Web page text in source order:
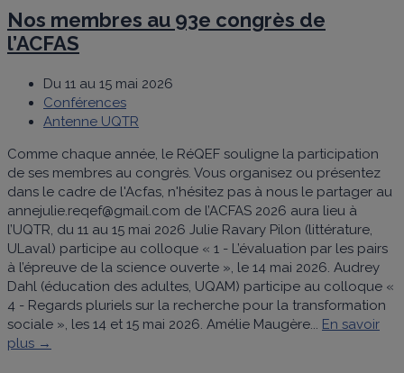
Nos membres au 93e congrès de
l’ACFAS
Du 11 au 15 mai 2026
Conférences
Antenne UQTR
Comme chaque année, le RéQEF souligne la participation
de ses membres au congrès. Vous organisez ou présentez
dans le cadre de l'Acfas, n'hésitez pas à nous le partager au
annejulie.reqef@gmail.com de l’ACFAS 2026 aura lieu à
l’UQTR, du 11 au 15 mai 2026 Julie Ravary Pilon (littérature,
ULaval) participe au colloque « 1 - L’évaluation par les pairs
à l’épreuve de la science ouverte », le 14 mai 2026. Audrey
Dahl (éducation des adultes, UQAM) participe au colloque «
4 - Regards pluriels sur la recherche pour la transformation
sociale », les 14 et 15 mai 2026. Amélie Maugère... En savoir
plus →